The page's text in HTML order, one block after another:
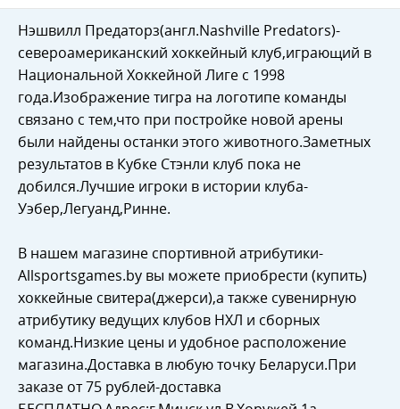
Нэшвилл Предаторз(англ.Nashville Predators)-
североамериканский хоккейный клуб,играющий в
Национальной Хоккейной Лиге с 1998
года.Изображение тигра на логотипе команды
связано с тем,что при постройке новой арены
были найдены останки этого животного.Заметных
результатов в Кубке Стэнли клуб пока не
добился.Лучшие игроки в истории клуба-
Уэбер,Легуанд,Ринне.
В нашем магазине спортивной атрибутики-
Allsportsgames.by вы можете приобрести (купить)
хоккейные свитера(джерси),а также сувенирную
атрибутику ведущих клубов НХЛ и сборных
команд.Низкие цены и удобное расположение
магазина.Доставка в любую точку Беларуси.При
заказе от 75 рублей-доставка